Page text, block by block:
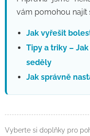
vám pomohou najít
Jak vyřešit
Tipy a triky –
seděly
Jak správně
Vyberte si doplňky pro